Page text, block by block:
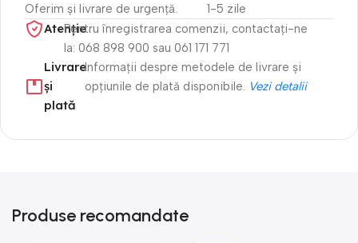
Oferim și livrare de urgență.
1-5 zile
Atenție​Pentru înregistrarea comenzii, contactați-ne
la: 068 898 900 sau 061 171 771
Livrare
și
plată
Informații despre metodele de livrare și
opțiunile de plată disponibile. Vezi detalii
Produse recomandate